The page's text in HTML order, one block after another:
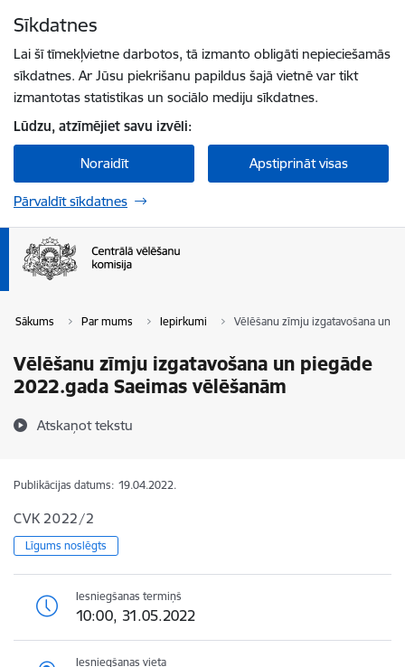
Sīkdatnes
Lai šī tīmekļvietne darbotos, tā izmanto obligāti nepieciešamās
sīkdatnes. Ar Jūsu piekrišanu papildus šajā vietnē var tikt
izmantotas statistikas un sociālo mediju sīkdatnes.
Lūdzu, atzīmējiet savu izvēli:
Noraidīt Apstiprināt visas
Pārvaldīt sīkdatnes
Sākums Par mums Iepirkumi Vēlēšanu zīmju izgatavošana un
Vēlēšanu zīmju izgatavošana un piegāde
2022.gada Saeimas vēlēšanām
Atskaņot tekstu
Publikācijas datums: 19.04.2022.
CVK 2022/2
Līgums noslēgts
Iesniegšanas termiņš
10:00, 31.05.2022
Iesniegšanas vieta